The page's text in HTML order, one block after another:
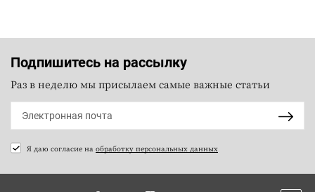
Подпишитесь на рассылку
Раз в неделю мы присылаем самые важные статьи
Я даю согласие на обработку персональных данных